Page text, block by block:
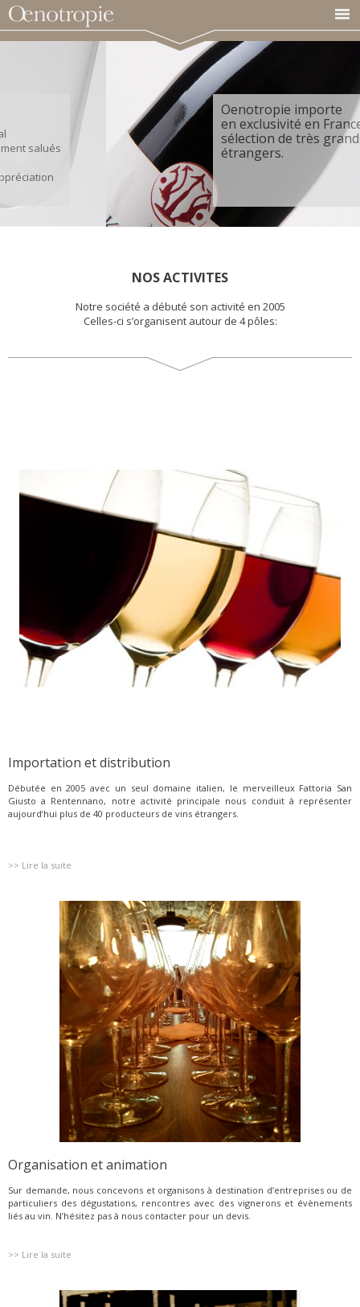
Oenotropie importe
en exclusivité en France une
sélection de très grands vins
étrangers.
NOS ACTIVITES
Notre société a débuté son activité en 2005
Celles-ci s’organisent autour de 4 pôles:
Importation et distribution
Débutée en 2005 avec un seul domaine italien, le merveilleux Fattoria San
Giusto a Rentennano, notre activité principale nous conduit à représenter
aujourd’hui plus de 40 producteurs de vins étrangers.
>> Lire la suite
Organisation et animation
Sur demande, nous concevons et organisons à destination d’entreprises ou de
particuliers des dégustations, rencontres avec des vignerons et évènements
liés au vin. N’hésitez pas à nous contacter pour un devis.
>> Lire la suite